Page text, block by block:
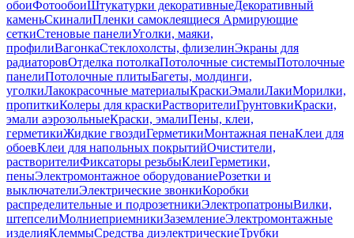
обоиФотообоиШтукатурки декоративныеДекоративный
каменьСкиналиПленки самоклеящиеся Армирующие
сеткиСтеновые панелиУголки, маяки,
профилиВагонкаСтеклохолсты, флизелинЭкраны для
радиаторовОтделка потолкаПотолочные системыПотолочные
панелиПотолочные плитыБагеты, молдинги,
уголкиЛакокрасочные материалыКраскиЭмалиЛакиМорилки,
пропиткиКолеры для краскиРастворителиГрунтовкиКраски,
эмали аэрозольныеКраски, эмалиПены, клеи,
герметикиЖидкие гвоздиГерметикиМонтажная пенаКлеи для
обоевКлеи для напольных покрытийОчистители,
растворителиФиксаторы резьбыКлеиГерметики,
пеныЭлектромонтажное оборудованиеРозетки и
выключателиЭлектрические звонкиКоробки
распределительные и подрозетникиЭлектропатроныВилки,
штепселиМолниеприемникиЗаземлениеЭлектромонтажные
изделияКлеммыСредства диэлектрическиеТрубки